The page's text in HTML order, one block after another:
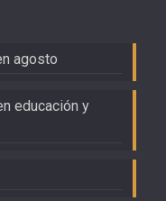
agosto
educación y